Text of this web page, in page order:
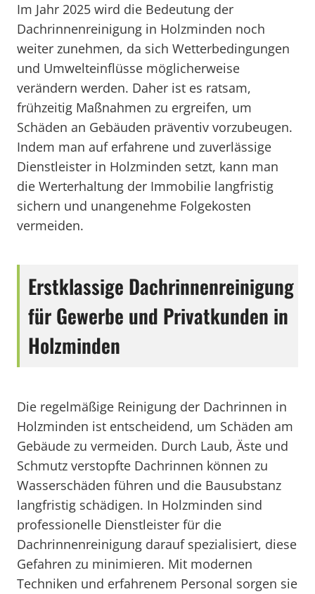
Im Jahr 2025 wird die Bedeutung der
Dachrinnenreinigung in Holzminden noch
weiter zunehmen, da sich Wetterbedingungen
und Umwelteinflüsse möglicherweise
verändern werden. Daher ist es ratsam,
frühzeitig Maßnahmen zu ergreifen, um
Schäden an Gebäuden präventiv vorzubeugen.
Indem man auf erfahrene und zuverlässige
Dienstleister in Holzminden setzt, kann man
die Werterhaltung der Immobilie langfristig
sichern und unangenehme Folgekosten
vermeiden.
Erstklassige Dachrinnenreinigung
für Gewerbe und Privatkunden in
Holzminden
Die regelmäßige Reinigung der Dachrinnen in
Holzminden ist entscheidend, um Schäden am
Gebäude zu vermeiden. Durch Laub, Äste und
Schmutz verstopfte Dachrinnen können zu
Wasserschäden führen und die Bausubstanz
langfristig schädigen. In Holzminden sind
professionelle Dienstleister für die
Dachrinnenreinigung darauf spezialisiert, diese
Gefahren zu minimieren. Mit modernen
Techniken und erfahrenem Personal sorgen sie